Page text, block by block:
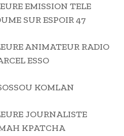
EMISSION TELE
SUR ESPOIR 47
ANIMATEUR RADIO
ESSO
KOMLAN
JOURNALISTE
KPATCHA